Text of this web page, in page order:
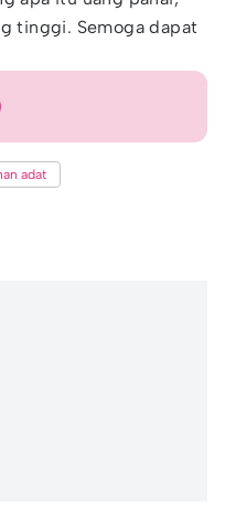
tinggi. Semoga dapat
adat